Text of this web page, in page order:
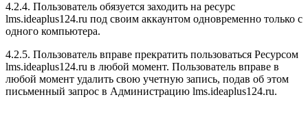
4.2.4. Пользователь обязуется заходить на ресурс
lms.ideaplus124.ru под своим аккаунтом одновременно только с
одного компьютера.
4.2.5. Пользователь вправе прекратить пользоваться Ресурсом
lms.ideaplus124.ru в любой момент. Пользователь вправе в
любой момент удалить свою учетную запись, подав об этом
письменный запрос в Администрацию lms.ideaplus124.ru.